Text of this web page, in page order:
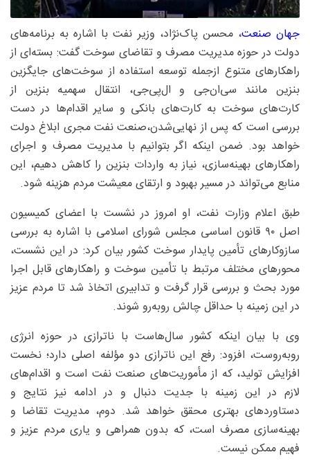
جهان صنعت، محسن پاک‌نژاد، وزیر نفت با اشاره به برنامه‌های
دولت در حوزه مدیریت مصرف و تقاضای سوخت گفت: بسته‌ای از
راهکارهای متنوع ازجمله توسعه استفاده از سوخت‌های جایگزین
بنزین مانند سی‌ان‌جی و ال‌پی‌جی، انتقال سهمیه بنزین از
کارت‌های سوخت به کارت‌های بانکی و سایر اقدام‌ها در دست
بررسی است که پس از نهایی‌شدن،صنعت نفت مجری ابلاغ دولت
خواهد بود. ضمن اینکه اگر بتوانیم با مدیریت مصرف و اجرای
راهکارهای بهینه‌سازی، نیاز به واردات بنزین را کاهش دهیم، این
منابع می‌تواند در مسیر بهبود و ارتقای معیشت مردم هزینه شود.
طبق اعلام وزارت نفت، او امروز در نشست با اعضای کمیسیون
اصل ۹۰ قانون اساسی مجلس شورای اسلامی با اشاره به بررسی
سازوکارهای تأمین پایدار سوخت کشور بیان کرد: در این نشست،
محورهای مختلف مرتبط با تأمین سوخت و راهکارهای قابل اجرا
مورد بحث و بررسی قرار گرفت و تدابیری اتخاذ شد تا مردم عزیز
در این زمینه با حداقل چالش روبه‌رو شوند.
وی با بیان اینکه کشور سال‌هاست با ناترازی در حوزه انرژی
روبه‌روست، افزود: رفع این ناترازی دو مؤلفه اصلی دارد؛ نخست
افزایش تولید، که از مأموریت‌های صنعت نفت است و اقدام‌های
لازم در این زمینه با جدیت دنبال و در ادامه نیز نتایج و
دستاوردهای بهتری محقق خواهد شد. دوم، مدیریت تقاضا و
بهینه‌سازی مصرف است، که بدون همراهی و یاری مردم عزیز و
فهیم ممکن نیست.